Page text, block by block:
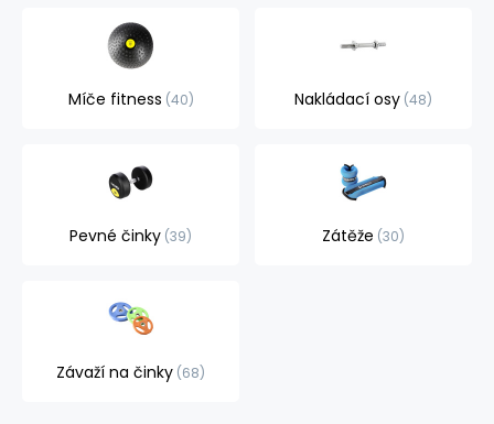
Míče fitness 40 Nakládací osy 48
Pevné činky 39 Zátěže 30
Závaží na činky 68